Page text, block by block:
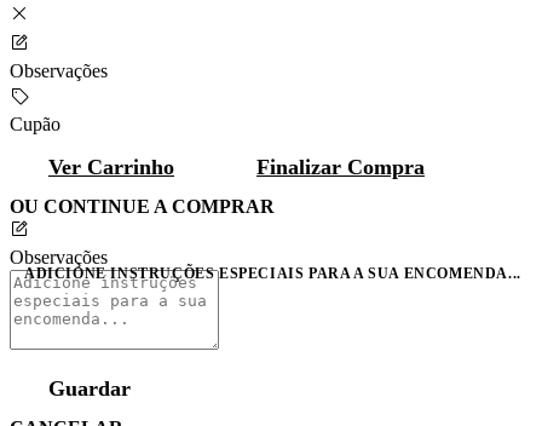
Observações
Cupão
Ver Carrinho Finalizar Compra
OU CONTINUE A COMPRAR
Observações
ADICIONE INSTRUÇÕES ESPECIAIS PARA A SUA ENCOMENDA...
Guardar